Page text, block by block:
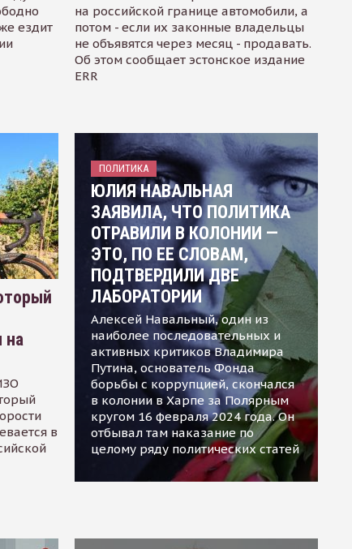
ездит
на российской границе автомобили, а
потом - если их законные владельцы
не объявятся через месяц - продавать.
Об этом сообщает эстонское издание
ERR
на
в
ПОЛИТИКА
ЮЛИЯ НАВАЛЬНАЯ
ЗАЯВИЛА, ЧТО ПОЛИТИКА
ОТРАВИЛИ В КОЛОНИИ —
ЭТО, ПО ЕЕ СЛОВАМ,
ПОДТВЕРДИЛИ ДВЕ
ЛАБОРАТОРИИ
Алексей Навальный, один из
наиболее последовательных и
активных критиков Владимира
Путина, основатель Фонда
борьбы с коррупцией, скончался
в колонии в Харпе за Полярным
кругом 16 февраля 2024 года. Он
отбывал там наказание по
целому ряду политических статей